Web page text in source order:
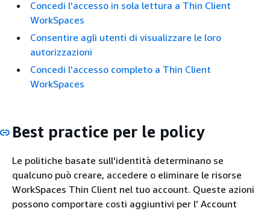
Concedi l'accesso in sola lettura a Thin Client
WorkSpaces
Consentire agli utenti di visualizzare le loro
autorizzazioni
Concedi l'accesso completo a Thin Client
WorkSpaces
Best practice per le policy
Le politiche basate sull'identità determinano se
qualcuno può creare, accedere o eliminare le risorse
WorkSpaces Thin Client nel tuo account. Queste azioni
possono comportare costi aggiuntivi per l’ Account